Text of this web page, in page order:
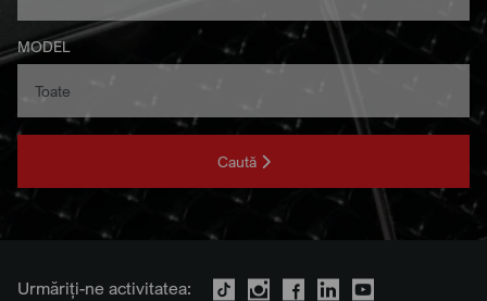
MODEL
Caută
Urmăriți-ne activitatea: